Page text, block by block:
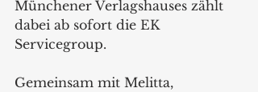
Münchener Verlagshauses zählt
dabei ab sofort die EK
Servicegroup.
Gemeinsam mit Melitta,